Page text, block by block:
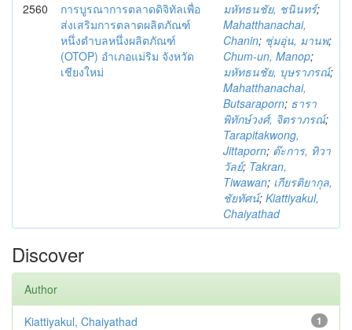
2560
การบูรณาการตลาดดิจิทัลเพื่อ
ส่งเสริมการตลาดผลิตภัณฑ์
หนึ่งตำบลหนึ่งผลิตภัณฑ์
(OTOP) อำเภอแม่ริม จังหวัด
เชียงใหม่
มหัทธนชัย, ชนินทร์;
Mahatthanachai,
Chanin; ชุ่มอุ่น, มานพ;
Chum-un, Manop;
มหัทธนชัย, บุษราภรณ์;
Mahatthanachai,
Butsaraporn; ธารา
พิทักษ์วงศ์, จิตราภรณ์;
Tarapitakwong,
Jittaporn; ต๊ะการ, ทิวา
วัลย์; Takran,
Tiwawan; เกียรติยากุล,
ชัยทัศน์; Kiattiyakul,
Chaiyathad
Discover
Author
1
Kiattiyakul, Chaiyathad